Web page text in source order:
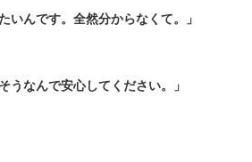
いんです。全然分からなくて。」
うなんで安心してください。」